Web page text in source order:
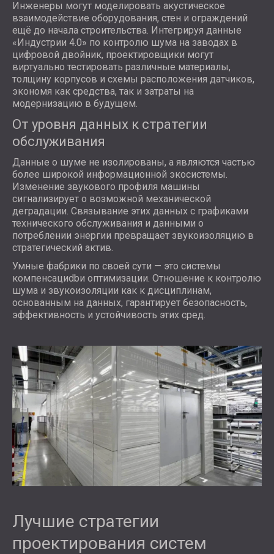
Инженеры могут моделировать акустическое
взаимодействие оборудования, стен и ограждений
ещё до начала строительства. Интегрируя данные
«Индустрии 4.0» по контролю шума на заводах в
цифровой двойник, проектировщики могут
виртуально тестировать различные материалы,
толщину корпусов и схемы расположения датчиков,
экономя как средства, так и затраты на
модернизацию в будущем.
От уровня данных к стратегии
обслуживания
Данные о шуме не изолированы, а являются частью
более широкой информационной экосистемы.
Изменение звукового профиля машины
сигнализирует о возможной механической
деградации. Связывание этих данных с графиками
технического обслуживания и данными о
потреблении энергии превращает звукоизоляцию в
стратегический актив.
Умные фабрики по своей сути — это системы
компенсациdbи оптимизации. Отношение к контролю
шума и звукоизоляции как к дисциплинам,
основанным на данных, гарантирует безопасность,
эффективность и устойчивость этих сред.
Лучшие стратегии
проектирования систем